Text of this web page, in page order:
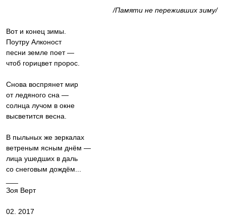
/Памяти не переживших зиму/
Вот и конец зимы.
Поутру Алконост
песни земле поет —
чтоб горицвет пророс.
Снова воспрянет мир
от ледяного сна —
солнца лучом в окне
высветится весна.
В пыльных же зеркалах
ветреным ясным днём —
лица ушедших в даль
со снеговым дождём...
Зоя Верт
02. 2017